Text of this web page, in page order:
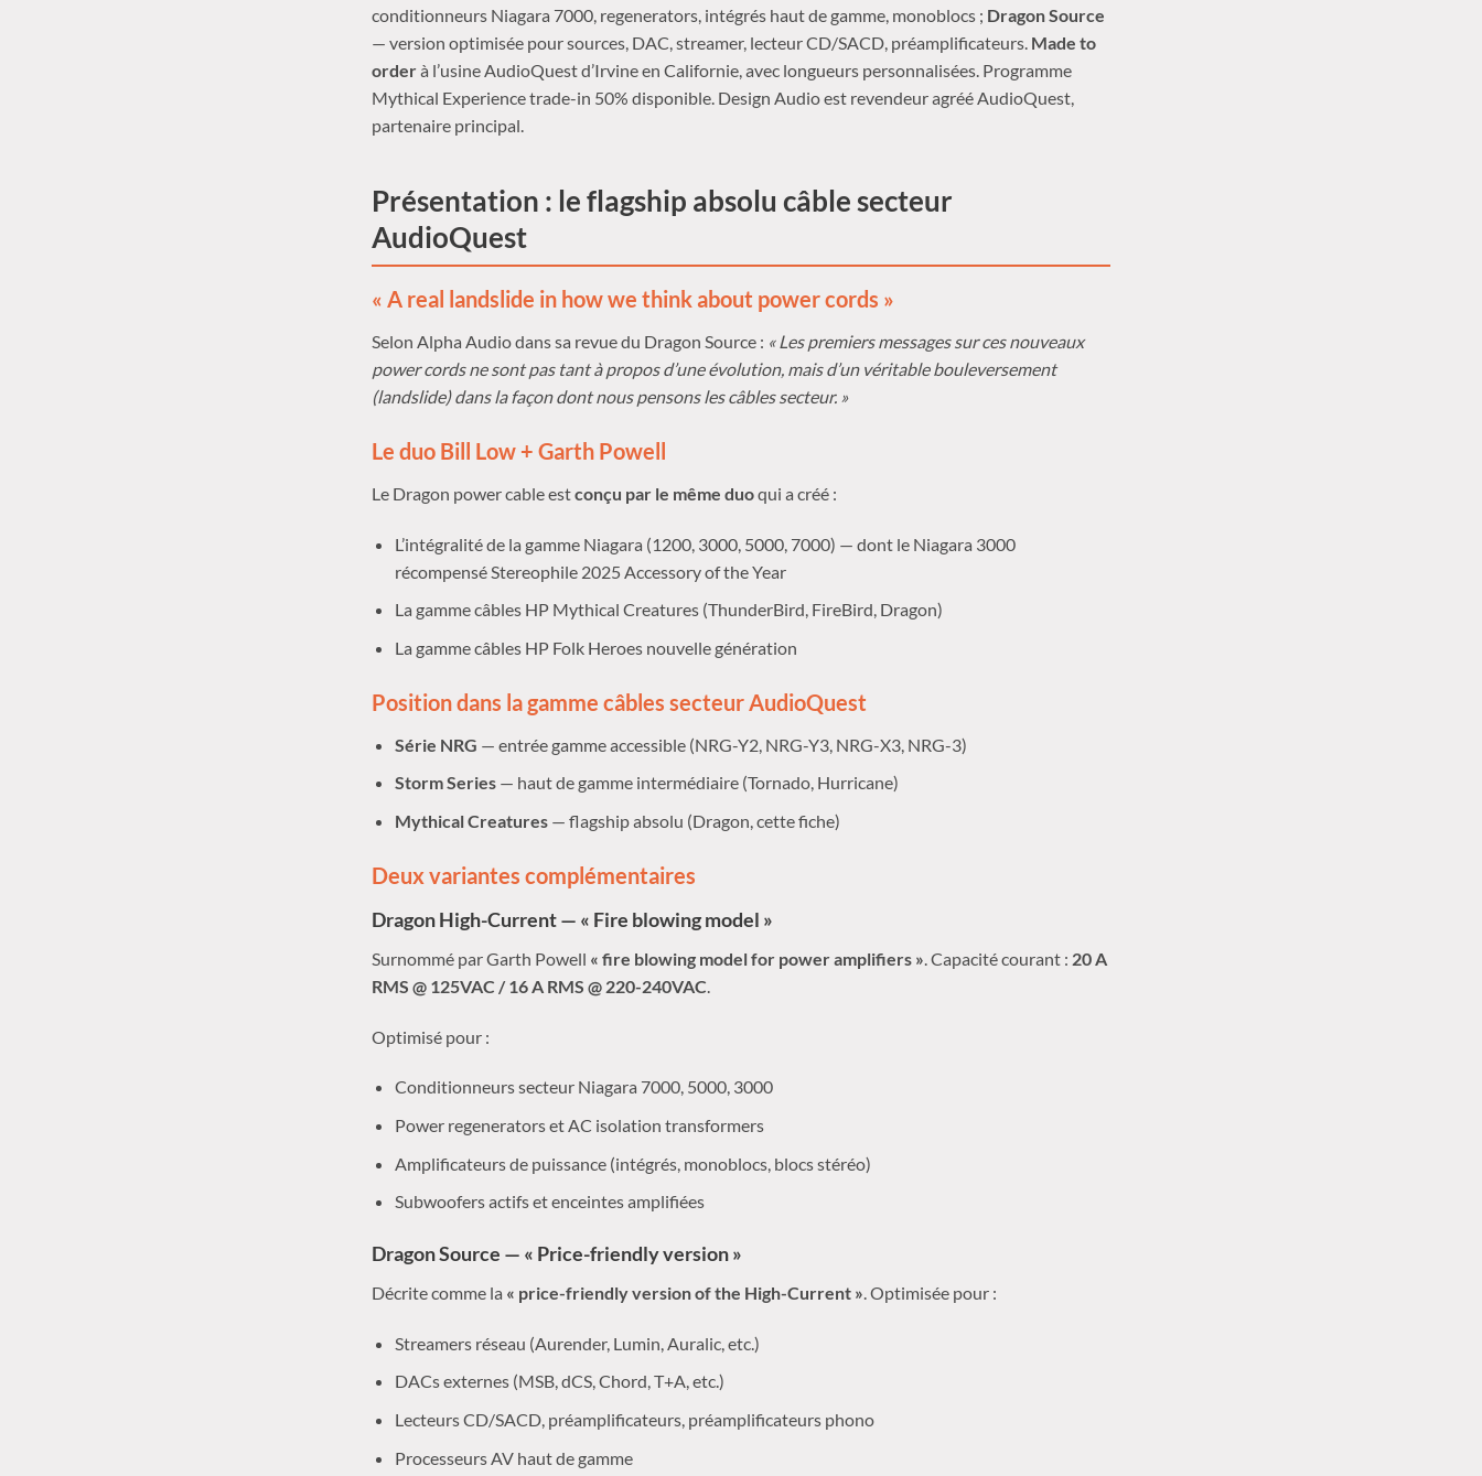
conditionneurs Niagara 7000, regenerators, intégrés haut de gamme, monoblocs ; Dragon Source
— version optimisée pour sources, DAC, streamer, lecteur CD/SACD, préamplificateurs. Made to
orderà l’usine AudioQuest d’Irvine en Californie, avec longueurs personnalisées. Programme
Mythical Experience trade-in 50% disponible. Design Audio est revendeur agréé AudioQuest,
partenaire principal.
Présentation : le flagship absolu câble secteur
AudioQuest
« A real landslide in how we think about power cords »
Selon Alpha Audio dans sa revue du Dragon Source : « Les premiers messages sur ces nouveaux
power cords ne sont pas tant à propos d’une évolution, mais d’un véritable bouleversement
(landslide) dans la façon dont nous pensons les câbles secteur. »
Le duo Bill Low + Garth Powell
Le Dragon power cable estconçu par le même duoqui a créé :
L’intégralité de la gamme Niagara (1200, 3000, 5000, 7000) — dont le Niagara 3000
récompensé Stereophile 2025 Accessory of the Year
La gamme câbles HP Mythical Creatures (ThunderBird, FireBird, Dragon)
La gamme câbles HP Folk Heroes nouvelle génération
Position dans la gamme câbles secteur AudioQuest
Série NRG — entrée gamme accessible (NRG-Y2, NRG-Y3, NRG-X3, NRG-3)
Storm Series— haut de gamme intermédiaire (Tornado, Hurricane)
Mythical Creatures— flagship absolu (Dragon, cette fiche)
Deux variantes complémentaires
Dragon High-Current — « Fire blowing model »
Surnommé par Garth Powell « fire blowing model for power amplifiers » . Capacité courant : 20 A
RMS @ 125VAC / 16 A RMS @ 220-240VAC
Optimisé pour :
Conditionneurs secteur Niagara 7000, 5000, 3000
Power regenerators et AC isolation transformers
Amplificateurs de puissance (intégrés, monoblocs, blocs stéréo)
Subwoofers actifs et enceintes amplifiées
Dragon Source — « Price-friendly version »
Décrite comme la « price-friendly version of the High-Current ». Optimisée pour :
Streamers réseau (Aurender, Lumin, Auralic, etc.)
DACs externes (MSB, dCS, Chord, T+A, etc.)
Lecteurs CD/SACD, préamplificateurs, préamplificateurs phono
Processeurs AV haut de gamme